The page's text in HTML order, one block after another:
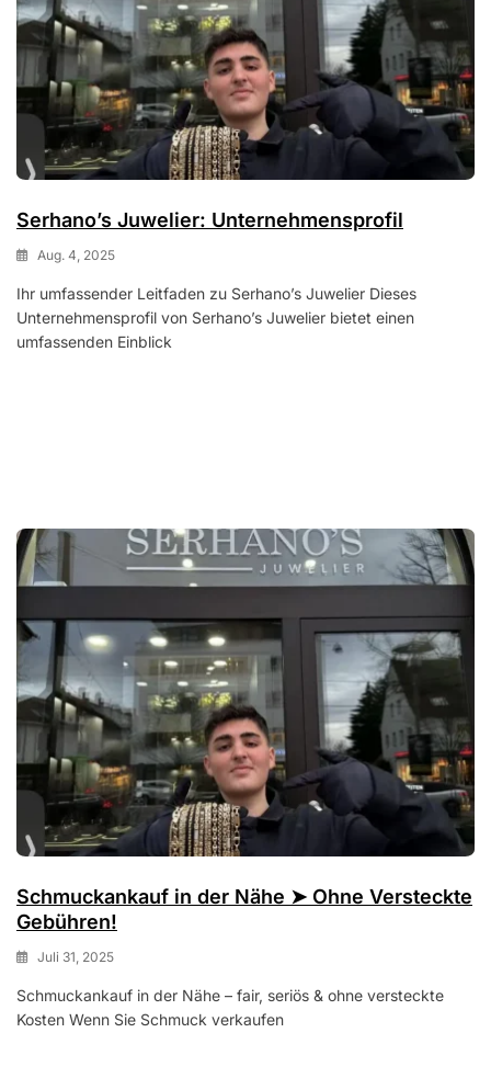
Serhano’s Juwelier: Unternehmensprofil
Aug. 4, 2025
Ihr umfassender Leitfaden zu Serhano’s Juwelier Dieses
Unternehmensprofil von Serhano’s Juwelier bietet einen
umfassenden Einblick
Schmuckankauf in der Nähe ➤ Ohne Versteckte
Gebühren!
Juli 31, 2025
Schmuckankauf in der Nähe – fair, seriös & ohne versteckte
Kosten Wenn Sie Schmuck verkaufen